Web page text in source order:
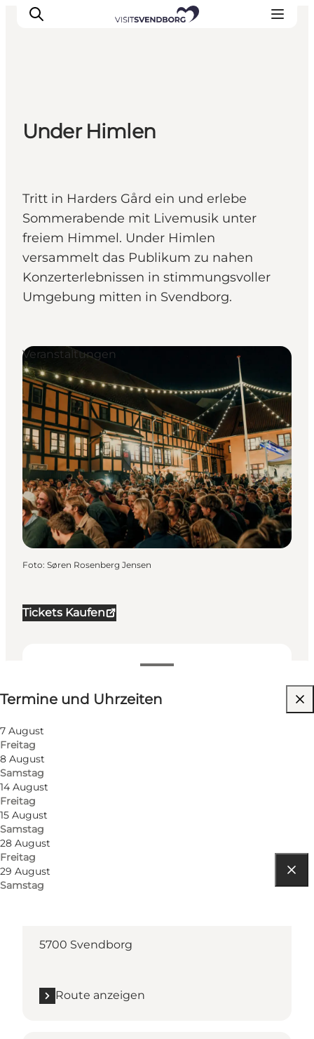
Veranstaltungen
Essen und Trinken
Den Urlaub planen
Under Himlen
Tritt in Harders Gård ein und erlebe
Sommerabende mit Livemusik unter
freiem Himmel. Under Himlen
versammelt das Publikum zu nahen
Konzerterlebnissen in stimmungsvoller
Umgebung mitten in Svendborg.
Tickets Kaufen
Termine und Uhrzeiten
Termine und Uhrzeiten
7 August
Freitag
8 August
Samstag
14 August
Freitag
15 August
Samstag
28 August
Freitag
29 August
Samstag
Website besuchen
Veranstaltungen
Foto: Søren Rosenberg Jensen
Route anzeigen
5700 Svendborg
Route anzeigen